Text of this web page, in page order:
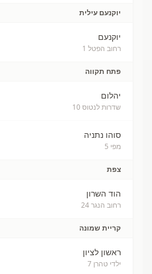
יוקנעם עילית
יוקנעם
רחוב הפטל 1
פתח תקווה
יהלום
שדרות לנטוס 10
סוהו נתניה
מפי 5
צפת
הוד השרון
רחוב הנגר 24
קריית שמונה
ראשון לציון
ילדי טהרן 7